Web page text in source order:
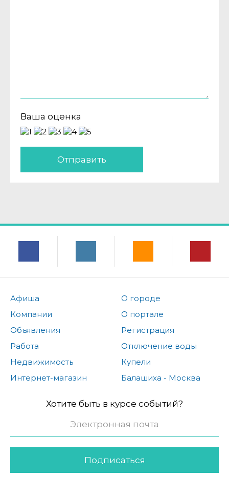
Ваша оценка
Отправить
Афиша
Компании
Объявления
Работа
Недвижимость
Интернет-магазин
О городе
О портале
Регистрация
Отключение воды
Купели
Балашиха - Москва
Хотите быть в курсе событий?
Подписаться